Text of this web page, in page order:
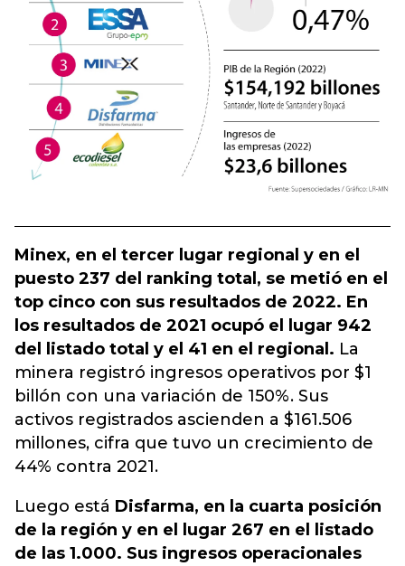
Minex, en el tercer lugar regional y en el
puesto 237 del ranking total, se metió en el
top cinco con sus resultados de 2022. En
los resultados de 2021 ocupó el lugar 942
del listado total y el 41 en el regional. La
minera registró ingresos operativos por $1
billón con una variación de 150%. Sus
activos registrados ascienden a $161.506
millones, cifra que tuvo un crecimiento de
44% contra 2021.
Luego está Disfarma, en la cuarta posición
de la región y en el lugar 267 en el listado
de las 1.000. Sus ingresos operacionales